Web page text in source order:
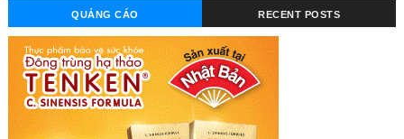
QUẢNG CÁO RECENT POSTS